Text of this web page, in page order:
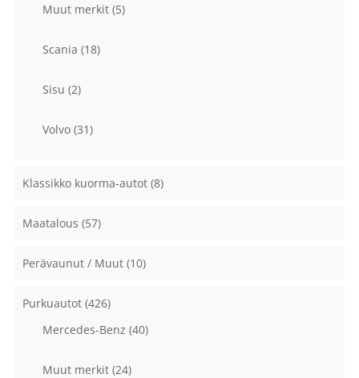
Muut merkit (5)
Scania (18)
Sisu (2)
Volvo (31)
Klassikko kuorma-autot (8)
Maatalous (57)
Perävaunut / Muut (10)
Purkuautot (426)
Mercedes-Benz (40)
Muut merkit (24)